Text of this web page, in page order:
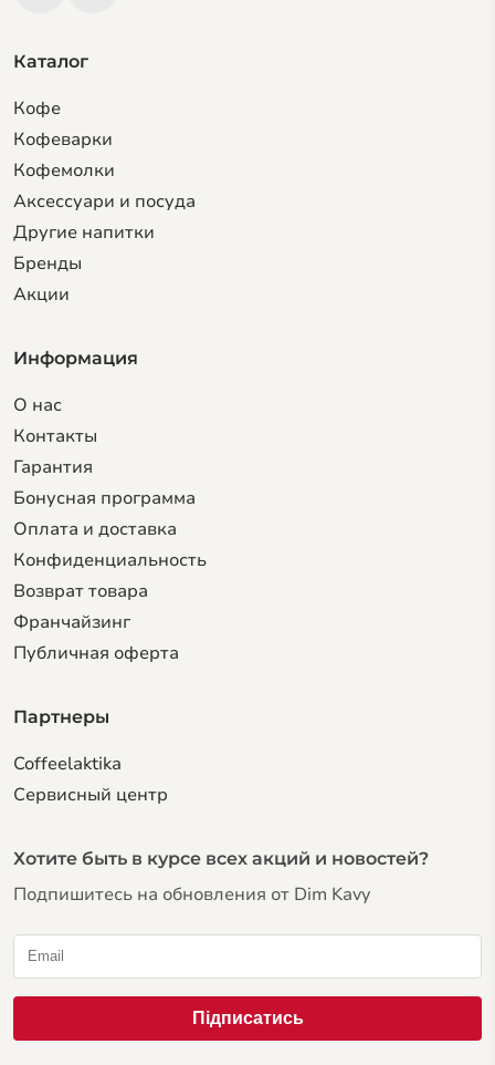
Каталог
Кофе
Кофеварки
Кофемолки
Аксессуари и посуда
Другие напитки
Бренды
Акции
Информация
О нас
Контакты
Гарантия
Бонусная программа
Оплата и доставка
Конфиденциальность
Возврат товара
Франчайзинг
Публичная оферта
Партнеры
Coffeelaktika
Сервисный центр
Хотите быть в курсе всех акций и новостей?
Подпишитесь на обновления от Dim Kavy